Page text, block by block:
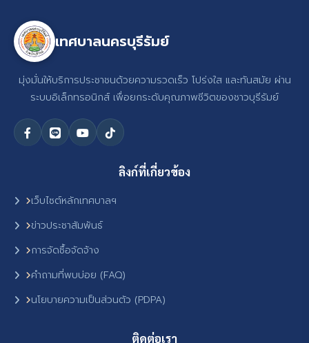
เทศบาลนครบุรีรัมย์
มุ่งมั่นให้บริการประชาชนด้วยความรวดเร็ว โปร่งใส และทันสมัย ผ่าน
ระบบอิเล็กทรอนิกส์ เพื่อยกระดับคุณภาพชีวิตของชาวบุรีรัมย์
ลิงก์ที่เกี่ยวข้อง
เว็บไซต์หลักเทศบาลฯ
ข่าวประชาสัมพันธ์
การจัดซื้อจัดจ้าง
คำถามที่พบบ่อย (FAQ)
นโยบายความเป็นส่วนตัว (PDPA)
ติดต่อเรา